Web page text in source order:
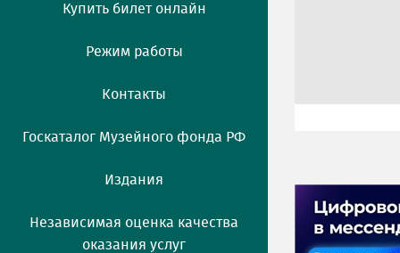
Купить билет онлайн
Режим работы
Контакты
Госкаталог Музейного фонда РФ
Издания
Независимая оценка качества
оказания услуг